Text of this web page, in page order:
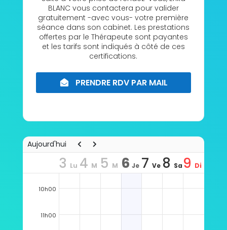
BLANC vous contactera pour valider
gratuitement -avec vous- votre première
séance dans son cabinet. Les prestations
offertes par le Thérapeute sont payantes
et les tarifs sont indiqués à côté de ces
certifications.
PRENDRE RDV PAR MAIL
Aujourd'hui
3 Lu
n
4 M
ar
5 M
er
6 Je
u
7 Ve
n
8 Sa
m
9 Di
m
8h00
10h00
11h00